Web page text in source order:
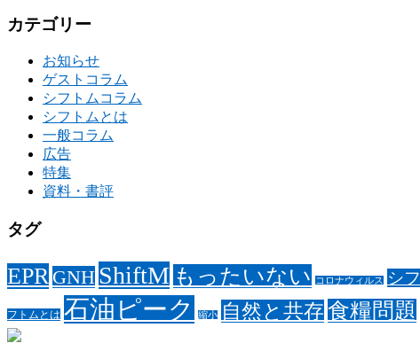
カテゴリー
お知らせ
ゲストコラム
シフトムコラム
シフトムとは
一般コラム
広告
特集
資料・書評
タグ
EPR GNH ShiftM もったいない コロナウィルス シ
フトムとは 石油ピーク 縮小 自然と共存食糧問題